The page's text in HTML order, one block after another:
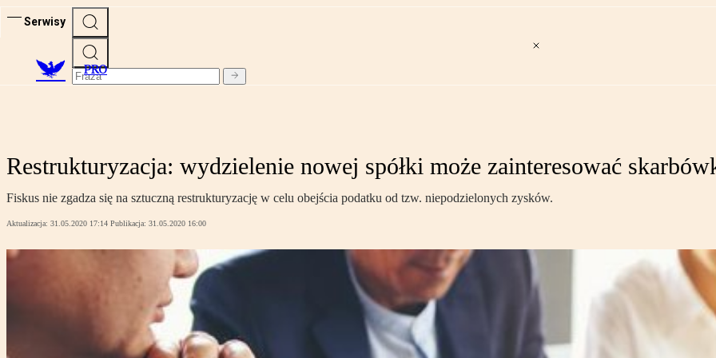
Serwisy
PRO
Restrukturyzacja: wydzielenie nowej spółki może zainteresować
Fiskus nie zgadza się na sztuczną restrukturyzację w celu obejścia podatku od tzw. niepodzielonych zysków.
Aktualizacja: 31.05.2020 17:14 Publikacja: 31.05.2020 16:00